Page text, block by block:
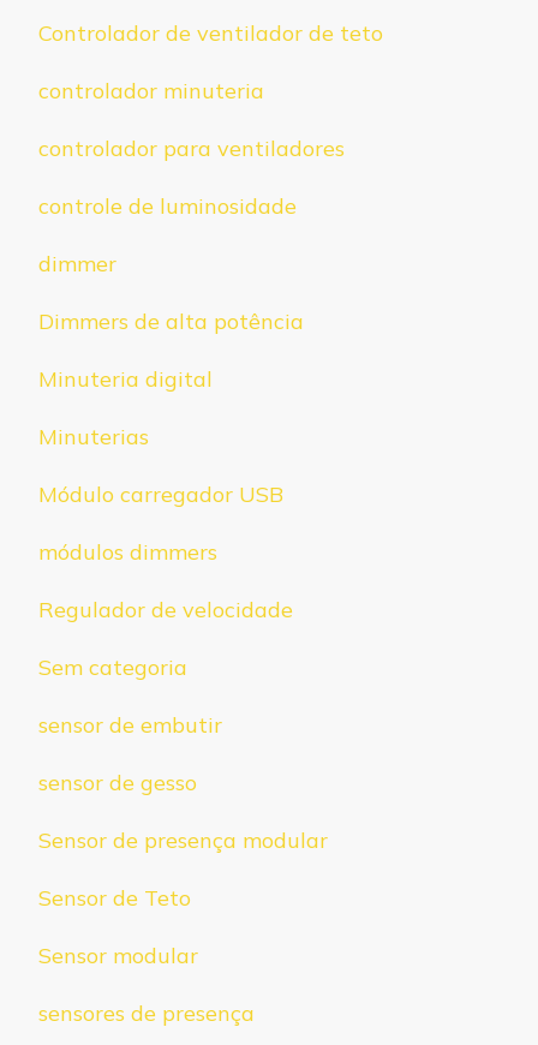
Controlador de ventilador de teto
controlador minuteria
controlador para ventiladores
controle de luminosidade
dimmer
Dimmers de alta potência
Minuteria digital
Minuterias
Módulo carregador USB
módulos dimmers
Regulador de velocidade
Sem categoria
sensor de embutir
sensor de gesso
Sensor de presença modular
Sensor de Teto
Sensor modular
sensores de presença